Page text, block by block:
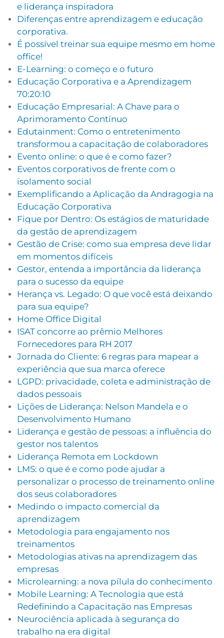
e liderança inspiradora
Diferenças entre aprendizagem e educação
corporativa.
É possível treinar sua equipe mesmo em home
office!
E-Learning: o começo e o futuro
Educação Corporativa e a Aprendizagem
70:20:10
Educação Empresarial: A Chave para o
Aprimoramento Contínuo
Edutainment: Como o entretenimento
transformou a capacitação de colaboradores
Evento online: o que é e como fazer?
Eventos corporativos de frente com o
isolamento social
Exemplificando a Aplicação da Andragogia na
Educação Corporativa
Fique por Dentro: Os estágios de maturidade
da gestão de aprendizagem
Gestão de Crise: como sua empresa deve lidar
em momentos difíceis
Gestor, entenda a importância da liderança
para o sucesso da equipe
Herança vs. Legado: O que você está deixando
para sua equipe?
Home Office Digital
ISAT concorre ao prêmio Melhores
Fornecedores para RH 2017
Jornada do Cliente: 6 regras para mapear a
experiência que sua marca oferece
LGPD: privacidade, coleta e administração de
dados pessoais
Lições de Liderança: Nelson Mandela e o
Desenvolvimento Humano
Liderança e gestão de pessoas: a influência do
gestor nos talentos
Liderança Remota em Lockdown
LMS: o que é e como pode ajudar a
personalizar o processo de treinamento online
dos seus colaboradores
Medindo o impacto comercial da
aprendizagem
Metodologia para engajamento nos
treinamentos
Metodologias ativas na aprendizagem das
empresas
Microlearning: a nova pílula do conhecimento
Mobile Learning: A Tecnologia que está
Redefinindo a Capacitação nas Empresas
Neurociência aplicada à segurança do
trabalho na era digital